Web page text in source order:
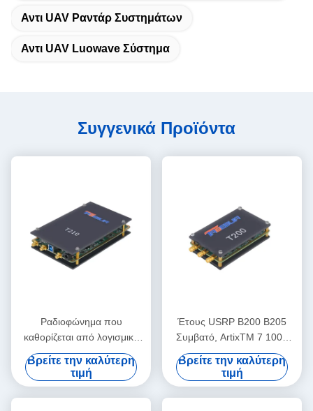
Αντι UAV Ραντάρ Συστημάτων
Αντι UAV Luowave Σύστημα
Συγγενικά Προϊόντα
Ραδιοφώνημα που
καθορίζεται από λογισμικό
USRP με εύρος συχνοτήτων
70 MHz-6 GHz 56 MHz
εύρος ζώνης και κανάλια
2T2R
Βρείτε την καλύτερη
τιμή
Έτους USRP B200 B205
Συμβατό, ArtixTM 7 100T
FPGA, AD9361 RF 70 MHz-
6 GHz, 56 MHz BW Κάθε, 1
κανάλι USRP Λογισμικό
καθορισμένο ραδιοφωνικό
Βρείτε την καλύτερη
τιμή